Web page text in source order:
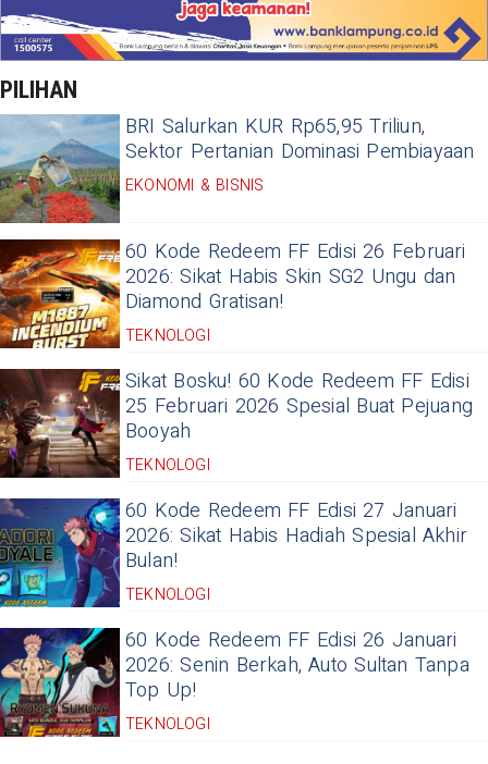
PILIHAN
BRI Salurkan KUR Rp65,95 Triliun,
Sektor Pertanian Dominasi Pembiayaan
EKONOMI & BISNIS
60 Kode Redeem FF Edisi 26 Februari
2026: Sikat Habis Skin SG2 Ungu dan
Diamond Gratisan!
TEKNOLOGI
Sikat Bosku! 60 Kode Redeem FF Edisi
25 Februari 2026 Spesial Buat Pejuang
Booyah
TEKNOLOGI
60 Kode Redeem FF Edisi 27 Januari
2026: Sikat Habis Hadiah Spesial Akhir
Bulan!
TEKNOLOGI
60 Kode Redeem FF Edisi 26 Januari
2026: Senin Berkah, Auto Sultan Tanpa
Top Up!
TEKNOLOGI